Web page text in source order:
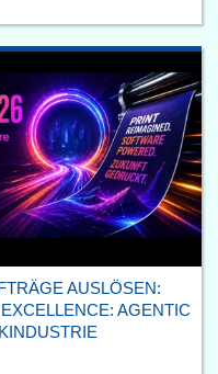
AUSLÖSEN:
AGENTIC